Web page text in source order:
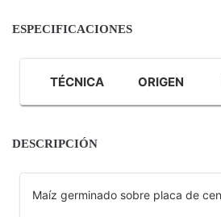
ESPECIFICACIONES
TÉCNICA ORIGEN
DESCRIPCIÓN
Maíz germinado sobre placa de